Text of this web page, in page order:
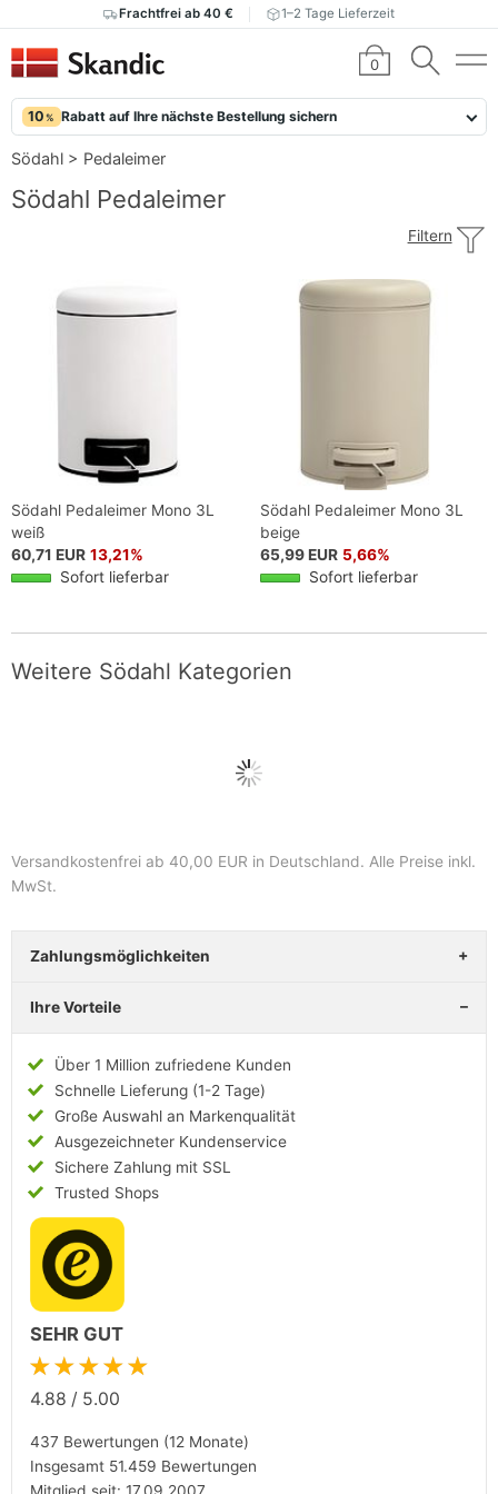
Frachtfrei ab 40 € 1–2 Tage Lieferzeit
0
10 % Rabatt auf Ihre nächste Bestellung sichern
Södahl > Pedaleimer
Södahl Pedaleimer
Filtern
Södahl Pedaleimer Mono 3L
weiß
60,71 EUR 13,21%
Sofort lieferbar
Södahl Pedaleimer Mono 3L
beige
65,99 EUR 5,66%
Sofort lieferbar
Weitere Södahl Kategorien
Versandkostenfrei ab 40,00 EUR in Deutschland. Alle Preise inkl.
MwSt.
Zahlungsmöglichkeiten
Ihre Vorteile
Über 1 Million zufriedene Kunden
Schnelle Lieferung (1-2 Tage)
Große Auswahl an Markenqualität
Ausgezeichneter Kundenservice
Sichere Zahlung mit SSL
Trusted Shops
SEHR GUT
★★★★★
4.88 / 5.00
437 Bewertungen (12 Monate)
Insgesamt 51.459 Bewertungen